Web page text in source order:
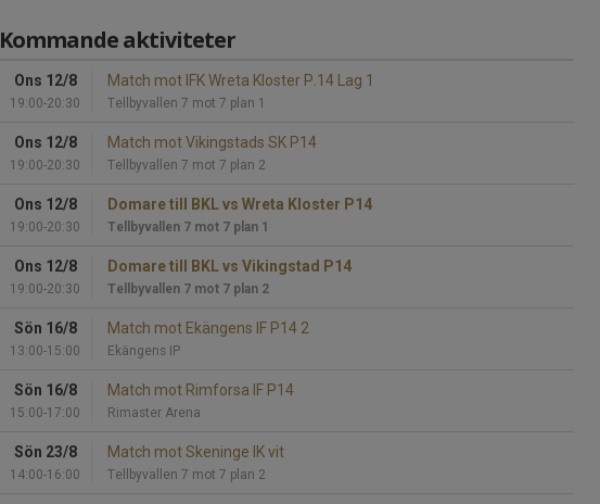
Kommande aktiviteter
Ons 12/8
19:00-20:30
Match mot IFK Wreta Kloster P.14 Lag 1
Tellbyvallen 7 mot 7 plan 1
Ons 12/8
19:00-20:30
Match mot Vikingstads SK P14
Tellbyvallen 7 mot 7 plan 2
Ons 12/8
19:00-20:30
Domare till BKL vs Wreta Kloster P14
Tellbyvallen 7 mot 7 plan 1
Ons 12/8
19:00-20:30
Domare till BKL vs Vikingstad P14
Tellbyvallen 7 mot 7 plan 2
Sön 16/8
13:00-15:00
Match mot Ekängens IF P14 2
Ekängens IP
Sön 16/8
15:00-17:00
Match mot Rimforsa IF P14
Rimaster Arena
Sön 23/8
14:00-16:00
Match mot Skeninge IK vit
Tellbyvallen 7 mot 7 plan 2